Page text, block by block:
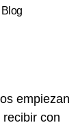
Blog
empiezan
con